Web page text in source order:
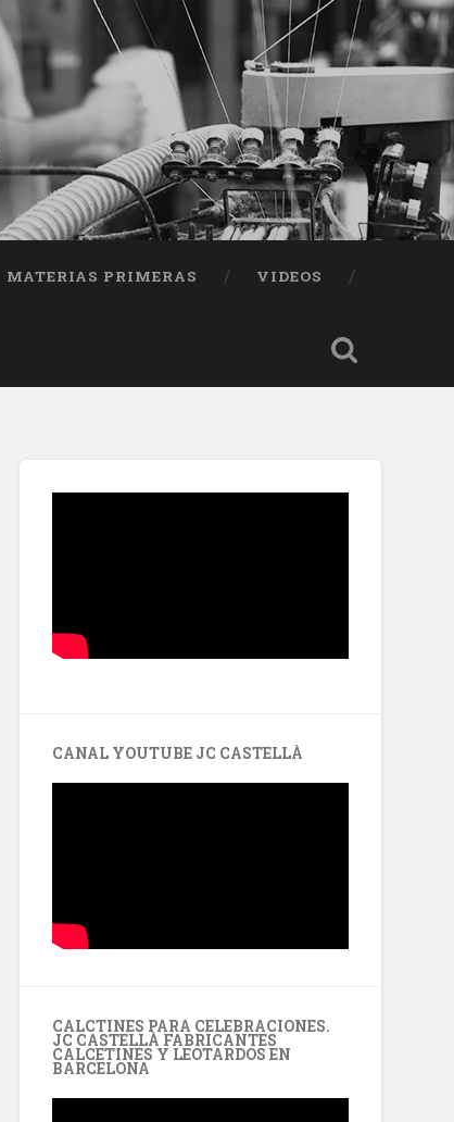
MATERIAS PRIMERAS VIDEOS
CANAL YOUTUBE JC CASTELLÀ
CALCTINES PARA CELEBRACIONES.
JC CASTELLÀ FABRICANTES
CALCETINES Y LEOTARDOS EN
BARCELONA